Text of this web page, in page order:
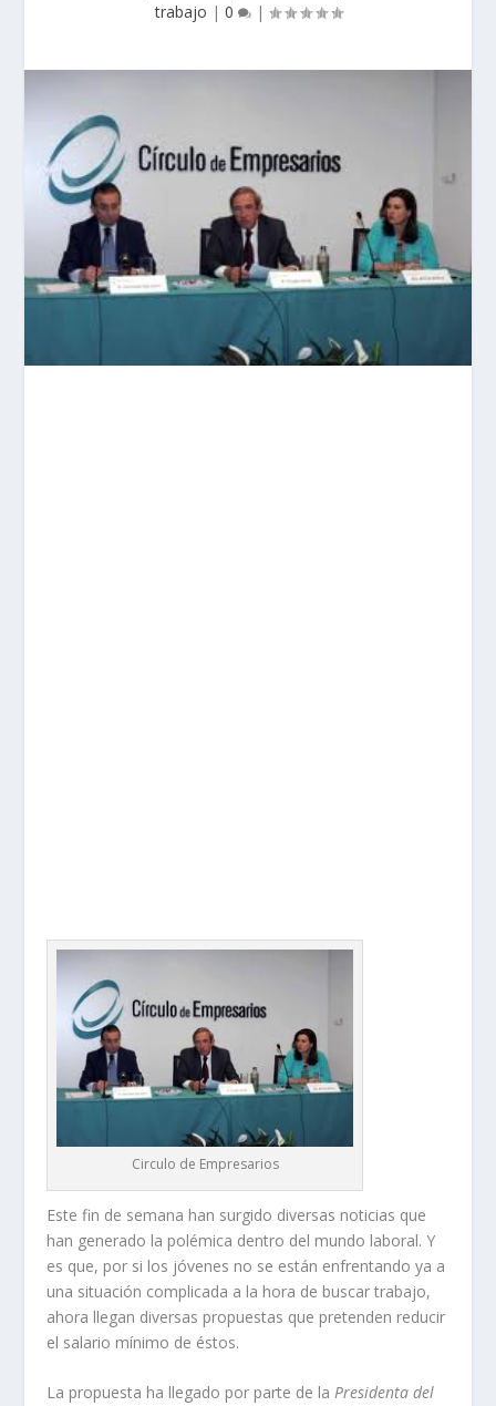
trabajo | 0 |
Circulo de Empresarios
Este fin de semana han surgido diversas noticias que
han generado la polémica dentro del mundo laboral. Y
es que, por si los jóvenes no se están enfrentando ya a
una situación complicada a la hora de buscar trabajo,
ahora llegan diversas propuestas que pretenden reducir
el salario mínimo de éstos.
La propuesta ha llegado por parte de laPresidenta del